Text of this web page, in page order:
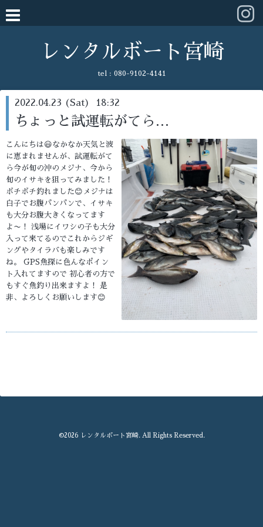
レンタルボート宮崎
tel : 080-9102-4141
2022.04.23 (Sat) 18:32
ちょっと試運転がてら…
こんにちは😃なかなか天気と波
に恵まれませんが、試運転がて
ら今が旬の沖のメジナ、今から
旬のイサキを狙ってみました！
ボチボチ釣れました😊メジナは
白子でお腹パンパンで、イサキ
も大分お腹大きくなってます
よ〜！ 浅場にイワシの子も大分
入って来てるのでこれからジギ
ングやタイラバも楽しみです
ね。 GPS魚探に色んなポイン
ト入れてますので 初心者の方で
もすぐ魚釣り出来ますよ！ 是
非、よろしくお願いします😊
©2026 レンタルボート宮崎. All Rights Reserved.